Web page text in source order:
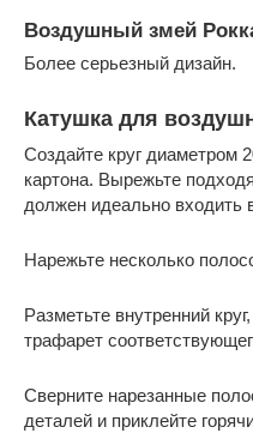
Воздушный змей
Более серьезный дизайн.
Катушка для
Создайте круг диаметром
картона. Вырежьте
должен идеально входить
Нарежьте несколько
Разметьте внутренний
трафарет
Сверните нарезанные
деталей и приклейте